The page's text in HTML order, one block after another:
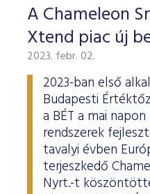
A Chameleon
Xtend piac új
2023. febr. 02.
2023-ban első
Budapesti
a BÉT a mai
rendszerek
tavalyi évben
terjeszkedő
Nyrt.-t